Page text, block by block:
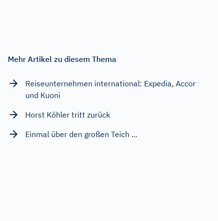
Mehr Artikel zu diesem Thema
Reiseunternehmen international: Expedia, Accor
und Kuoni
Horst Köhler tritt zurück
Einmal über den großen Teich ...